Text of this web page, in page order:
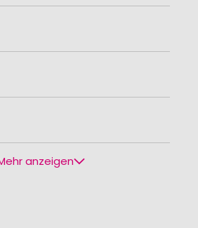
anzeigen